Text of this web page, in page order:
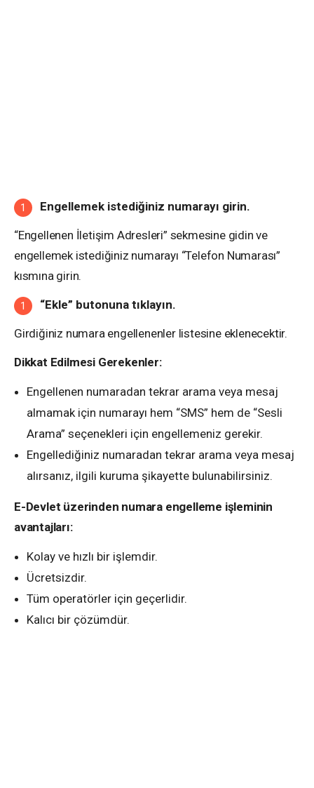
Engellemek istediğiniz numarayı girin.
“Engellenen İletişim Adresleri” sekmesine gidin ve
engellemek istediğiniz numarayı “Telefon Numarası”
kısmına girin.
“Ekle” butonuna tıklayın.
Girdiğiniz numara engellenenler listesine eklenecektir.
Dikkat Edilmesi Gerekenler:
Engellenen numaradan tekrar arama veya mesaj
almamak için numarayı hem “SMS” hem de “Sesli
Arama” seçenekleri için engellemeniz gerekir.
Engellediğiniz numaradan tekrar arama veya mesaj
alırsanız, ilgili kuruma şikayette bulunabilirsiniz.
E-Devlet üzerinden numara engelleme işleminin
avantajları:
Kolay ve hızlı bir işlemdir.
Ücretsizdir.
Tüm operatörler için geçerlidir.
Kalıcı bir çözümdür.